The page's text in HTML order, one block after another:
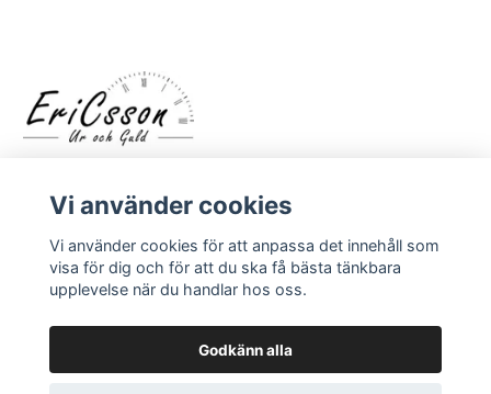
LÄS MER
Kontakt
Om oss
Vi använder cookies
Vi använder cookies för att anpassa det innehåll som
visa för dig och för att du ska få bästa tänkbara
upplevelse när du handlar hos oss.
Godkänn alla